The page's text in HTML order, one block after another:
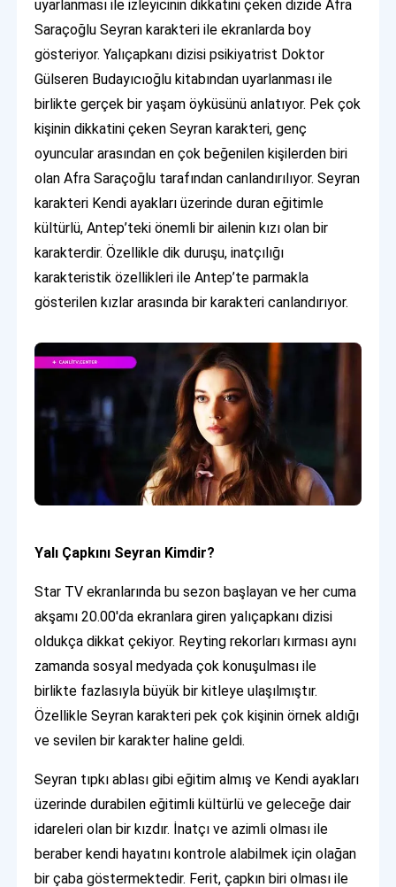
uyarlanması ile izleyicinin dikkatini çeken dizide Afra
Saraçoğlu Seyran karakteri ile ekranlarda boy
gösteriyor. Yalıçapkanı dizisi psikiyatrist Doktor
Gülseren Budayıcıoğlu kitabından uyarlanması ile
birlikte gerçek bir yaşam öyküsünü anlatıyor. Pek çok
kişinin dikkatini çeken Seyran karakteri, genç
oyuncular arasından en çok beğenilen kişilerden biri
olan Afra Saraçoğlu tarafından canlandırılıyor. Seyran
karakteri Kendi ayakları üzerinde duran eğitimle
kültürlü, Antep’teki önemli bir ailenin kızı olan bir
karakterdir. Özellikle dik duruşu, inatçılığı
karakteristik özellikleri ile Antep’te parmakla
gösterilen kızlar arasında bir karakteri canlandırıyor.
Yalı Çapkını Seyran Kimdir?
Star TV ekranlarında bu sezon başlayan ve her cuma
akşamı 20.00'da ekranlara giren yalıçapkanı dizisi
oldukça dikkat çekiyor. Reyting rekorları kırması aynı
zamanda sosyal medyada çok konuşulması ile
birlikte fazlasıyla büyük bir kitleye ulaşılmıştır.
Özellikle Seyran karakteri pek çok kişinin örnek aldığı
ve sevilen bir karakter haline geldi.
Seyran tıpkı ablası gibi eğitim almış ve Kendi ayakları
üzerinde durabilen eğitimli kültürlü ve geleceğe dair
idareleri olan bir kızdır. İnatçı ve azimli olması ile
beraber kendi hayatını kontrole alabilmek için olağan
bir çaba göstermektedir. Ferit, çapkın biri olması ile